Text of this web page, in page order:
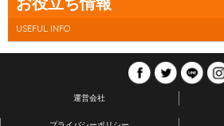
USEFUL INFO
運営会社